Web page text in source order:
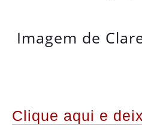
Imagem de
Clique aqui e